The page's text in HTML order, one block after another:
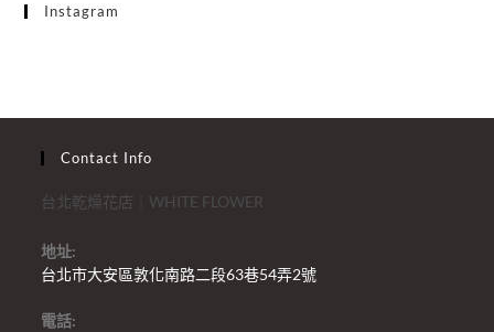
Instagram
Contact Info
台北乾燥花店｜WHITE FLOWER
地址:
台北市大安區敦化南路二段63巷54弄2號
電話: